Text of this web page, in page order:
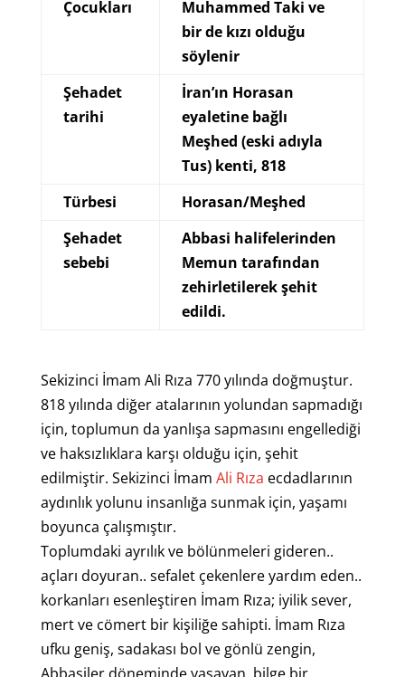
Çocukları
Muhammed Taki ve
bir de kızı olduğu
söylenir
Şehadet
tarihi
İran’ın Horasan
eyaletine bağlı
Meşhed (eski adıyla
Tus) kenti, 818
Türbesi
Horasan/Meşhed
Şehadet
sebebi
Abbasi halifelerinden
Memun tarafından
zehirletilerek şehit
edildi.
Sekizinci İmam Ali Rıza 770 yılında doğmuştur.
818 yılında diğer atalarının yolundan sapmadığı
için, toplumun da yanlışa sapmasını engellediği
ve haksızlıklara karşı olduğu için, şehit
edilmiştir. Sekizinci İmam Ali Rıza ecdadlarının
aydınlık yolunu insanlığa sunmak için, yaşamı
boyunca çalışmıştır.
Toplumdaki ayrılık ve bölünmeleri gideren..
açları doyuran.. sefalet çekenlere yardım eden..
korkanları esenleştiren İmam Rıza; iyilik sever,
mert ve cömert bir kişiliğe sahipti. İmam Rıza
ufku geniş, sadakası bol ve gönlü zengin,